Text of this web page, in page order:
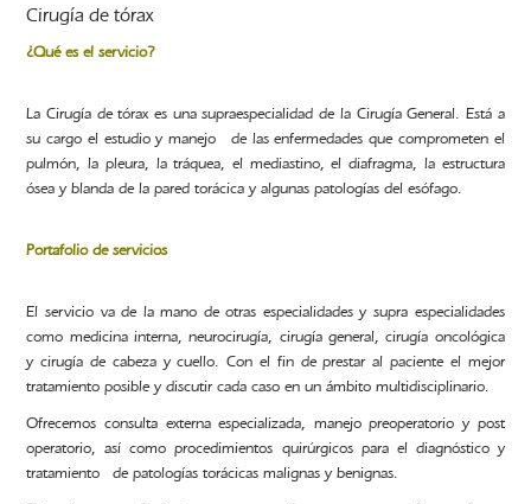
Cirugía de tórax
¿Qué es el servicio?
La Cirugía de tórax es una supraespecialidad de la Cirugía General. Está a
su cargo el estudio y manejo de las enfermedades que comprometen el
pulmón, la pleura, la tráquea, el mediastino, el diafragma, la estructura
ósea y blanda de la pared torácica y algunas patologías del esófago.
Portafolio de servicios
El servicio va de la mano de otras especialidades y supra especialidades
como medicina interna, neurocirugía, cirugía general, cirugía oncológica
y cirugía de cabeza y cuello. Con el fin de prestar al paciente el mejor
tratamiento posible y discutir cada caso en un ámbito multidisciplinario.
Ofrecemos consulta externa especializada, manejo preoperatorio y post
operatorio, así como procedimientos quirúrgicos para el diagnóstico y
tratamiento de patologías torácicas malignas y benignas.